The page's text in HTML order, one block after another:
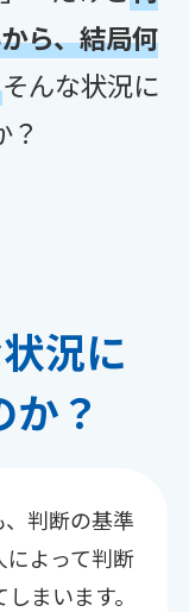
ら、結局何
そんな状況に
？
況に
？
判断の基準
によって判断
まいます。